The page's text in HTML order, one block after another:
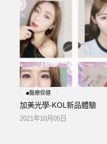
醫療保健
加美光學-KOL新品體驗
2021年10月05日